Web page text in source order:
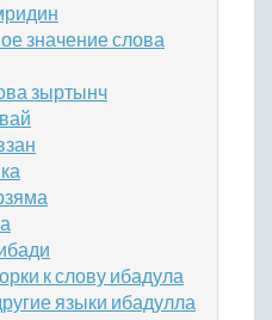
значение слова
зыртынч
к слову ибадула
языки ибадулла